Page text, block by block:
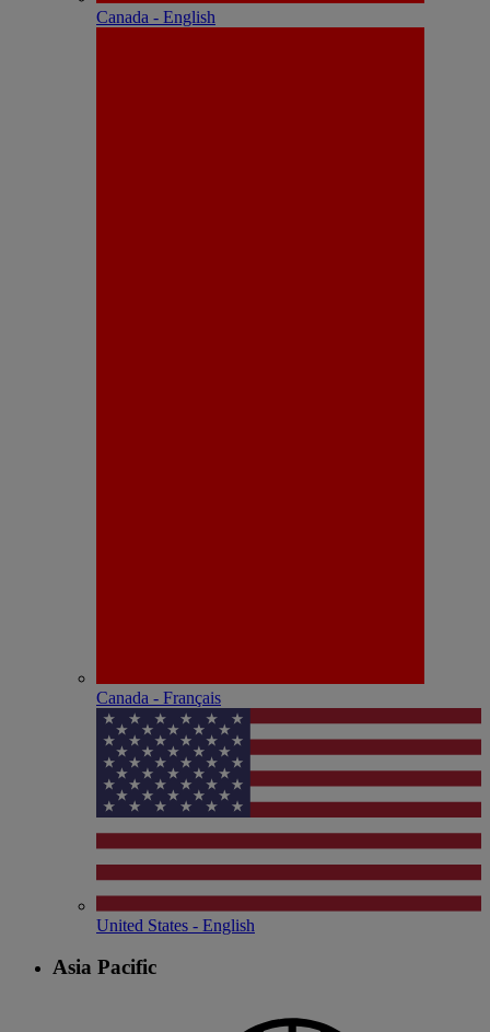
Canada - English
Canada - Français
United States - English
Asia Pacific